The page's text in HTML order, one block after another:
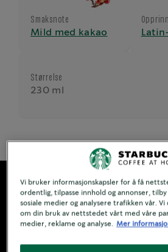
Smaksnote
Mild med kakao
Størrelse
230 ml
Vi bruker informasjonskapsler for å få
ordentlig, tilpasse innhold og annonser,
sosiale medier og analysere trafikken vår. Vi
om din bruk av nettstedet vårt med våre
medier, reklame og analyse.
Mer